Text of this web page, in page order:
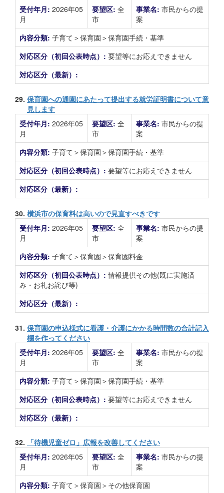
受付年月: 2026年05
月
要望区: 全
市
事業名: 市民からの提
案
内容分類: 子育て＞保育園＞保育園手続・基準
対応区分（初回公表時点）: 要望等にお応えできません
対応区分（最新）:
29. 保育園への通園にあたって提出する就労証明書について意
見します
受付年月: 2026年05
月
要望区: 全
市
事業名: 市民からの提
案
内容分類: 子育て＞保育園＞保育園手続・基準
対応区分（初回公表時点）: 要望等にお応えできません
対応区分（最新）:
30. 横浜市の保育料は高いので見直すべきです
受付年月: 2026年05
月
要望区: 全
市
事業名: 市民からの提
案
内容分類: 子育て＞保育園＞保育園料金
対応区分（初回公表時点）:情報提供その他(既に実施済
み・お礼お詫び等)
対応区分（最新）:
31. 保育園の申込様式に看護・介護にかかる時間数の合計記入
欄を作ってください
受付年月: 2026年05
月
要望区: 全
市
事業名: 市民からの提
案
内容分類: 子育て＞保育園＞保育園手続・基準
対応区分（初回公表時点）: 要望等にお応えできません
対応区分（最新）:
32.
「待機児童ゼロ」広報を改善してください
受付年月: 2026年05
月
要望区: 全
市
事業名: 市民からの提
案
内容分類: 子育て＞保育園＞その他保育園